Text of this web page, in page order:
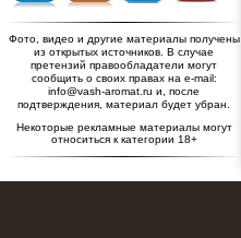
Фото, видео и другие материалы получены
из открытых источников. В случае
претензий правообладатели могут
сообщить о своих правах на e-mail:
info@vash-aromat.ru и, после
подтверждения, материал будет убран.
Некоторые рекламные материалы могут
относиться к категории 18+